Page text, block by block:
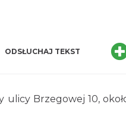
ODSŁUCHAJ TEKST
ulicy Brzegowej 10,